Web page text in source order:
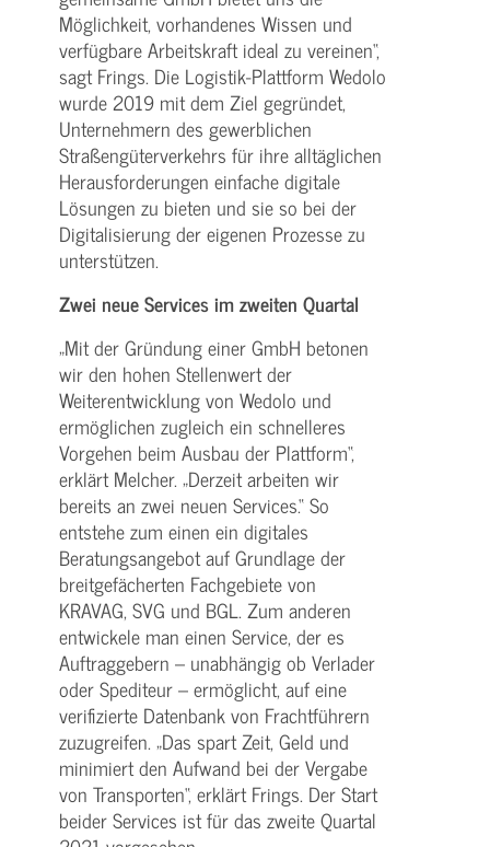
Möglichkeit, vorhandenes Wissen und
verfügbare Arbeitskraft ideal zu vereinen“,
sagt Frings. Die Logistik-Plattform Wedolo
wurde 2019 mit dem Ziel gegründet,
Unternehmern des gewerblichen
Straßengüterverkehrs für ihre alltäglichen
Herausforderungen einfache digitale
Lösungen zu bieten und sie so bei der
Digitalisierung der eigenen Prozesse zu
unterstützen.
Zwei neue Services im zweiten Quartal
„Mit der Gründung einer GmbH betonen
wir den hohen Stellenwert der
Weiterentwicklung von Wedolo und
ermöglichen zugleich ein schnelleres
Vorgehen beim Ausbau der Plattform“,
erklärt Melcher. „Derzeit arbeiten wir
bereits an zwei neuen Services.“ So
entstehe zum einen ein digitales
Beratungsangebot auf Grundlage der
breitgefächerten Fachgebiete von
KRAVAG, SVG und BGL. Zum anderen
entwickele man einen Service, der es
Auftraggebern – unabhängig ob Verlader
oder Spediteur – ermöglicht, auf eine
verifizierte Datenbank von Frachtführern
zuzugreifen. „Das spart Zeit, Geld und
minimiert den Aufwand bei der Vergabe
von Transporten“, erklärt Frings. Der Start
beider Services ist für das zweite Quartal